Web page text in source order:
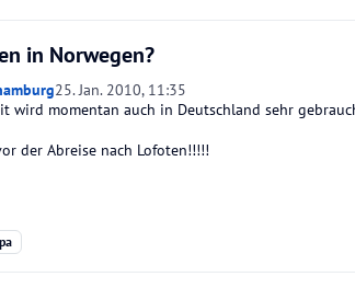
in Norwegen?
25. Jan. 2010, 11:35
wird momentan auch in Deutschland sehr
der Abreise nach Lofoten!!!!!